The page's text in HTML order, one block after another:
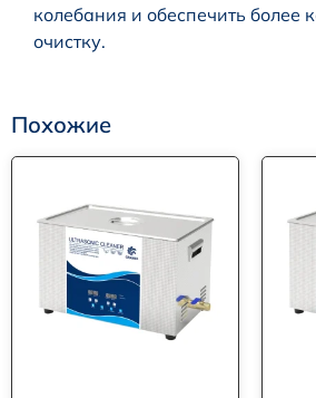
колебания и обеспечить более
очистку.
Похожие